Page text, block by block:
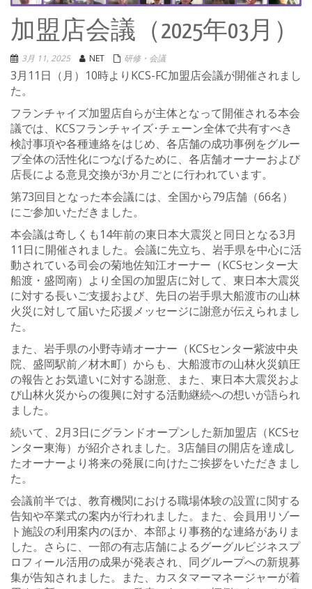
加盟店会議（2025年03月）
3月 11, 2025 NET 研修・会議
3月11日（月）10時よりKCS-FC加盟店会議が開催されまし
た。
フランチャイズ加盟店自らが主体となって開催される本会
議では、KCSフランチャイズ･チェーン全体で共有すべき
検討事項や各種連絡をはじめ、各店舗の成功事例をグルー
プ全体の活性化につなげるために、各店舗オーナーおよび
店長による意見交換が3か月ごとに行われています。
第73回目となった本会議には、全国から79店舗（66名）
にご参加いただきました。
本会議は奇しくも14年前の東日本大震災と同日となる3月
11日に開催されました。会議に先立ち、岩手県を中心に活
動されている司会の菊地佐知江オーナー（KCSセンター大
船渡・盛岡南）より全国の加盟店に対して、東日本大震災
に対する長いご支援および、先日の岩手県大船渡市の山林
火災に対して届いた応援メッセージに謝意が伝えられまし
た。
また、岩手県の小野寺靖オーナー（KCSセンター紫波中央
院、盛岡駅前／材木町）からも、大船渡市の山林火災鎮圧
の報告とお気遣いに対する謝意、また、東日本大震災およ
び山林火災からの復興に対する活動継続への想いが語られ
ました。
続いて、2月3日にグランドオープンした新加盟店（KCSセ
ンター東海）が紹介されました。3店舗目の開店を達成し
たオーナーより将来の発展に向けたご挨拶をいただきまし
た。
会議前半では、教育機関における職場体験の設置に関する
告知や卒業式の案内が行われました。また、会員用リゾー
ト施設の利用案内のほか、本部より事務的な連絡がありま
した。さらに、一部の有志店舗によるグーグルビジネスプ
ロフィール活用の成果が発表され、同グループへの新規募
集が告知されました。また、カスタマーマネージャーが着